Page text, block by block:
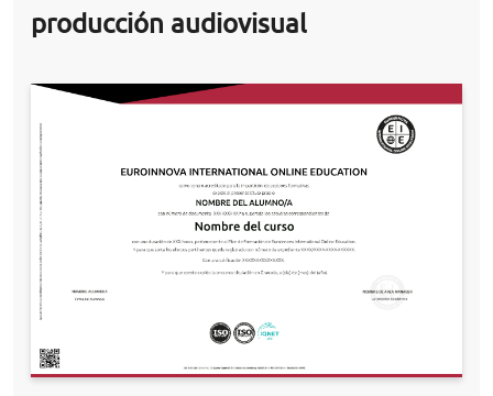
producción audiovisual